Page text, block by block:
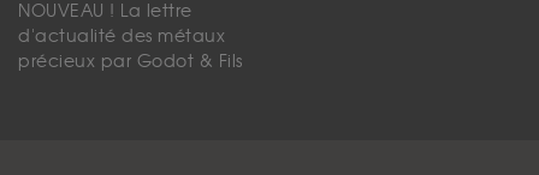
NOUVEAU ! La lettre
d'actualité des métaux
précieux par Godot & Fils